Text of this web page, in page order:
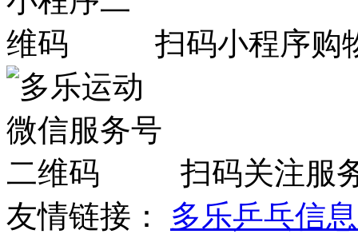
扫码小程序购
扫码关注服
友情链接：
多乐乒乓信